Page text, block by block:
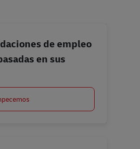
de empleo
en sus